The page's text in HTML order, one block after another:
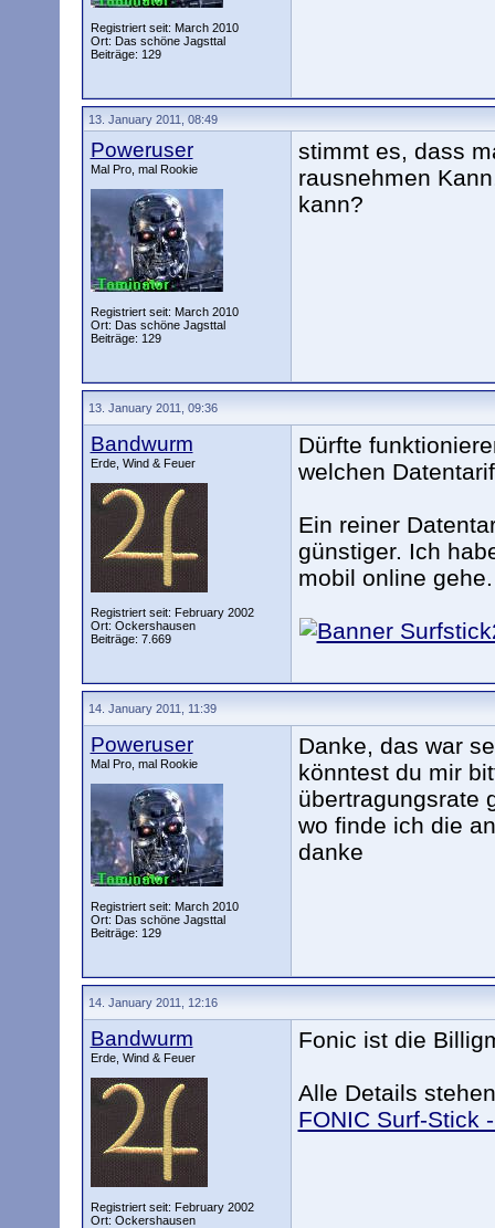
Registriert seit: March 2010
Ort: Das schöne Jagsttal
Beiträge: 129
13. January 2011, 08:49
Poweruser
Mal Pro, mal Rookie
Registriert seit: March 2010
Ort: Das schöne Jagsttal
Beiträge: 129
stimmt es, dass
rausnehmen
kann?
13. January 2011, 09:36
Bandwurm
Erde, Wind & Feuer
Registriert seit: February 2002
Ort: Ockershausen
Beiträge: 7.669
Dürfte
welchen
Ein reiner
günstiger. Ich
mobil online gehe.
14. January 2011, 11:39
Poweruser
Mal Pro, mal Rookie
Registriert seit: March 2010
Ort: Das schöne Jagsttal
Beiträge: 129
Danke, das war
könntest du mir
übertragungsrate
wo finde ich die
danke
14. January 2011, 12:16
Bandwurm
Erde, Wind & Feuer
Registriert seit: February 2002
Ort: Ockershausen
Fonic ist die
Alle Details
FONIC Surf-Stick